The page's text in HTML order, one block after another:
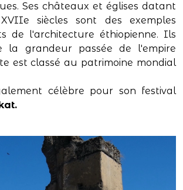
Ses châteaux et églises datant
siècles sont des exemples
de l'architecture éthiopienne. Ils
la grandeur passée de l'empire
est classé au patrimoine mondial
célèbre pour son festival